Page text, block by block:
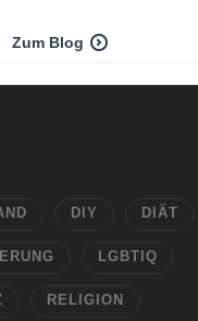
Zum Blog
DIY DIÄT
LGBTIQ
RELIGION